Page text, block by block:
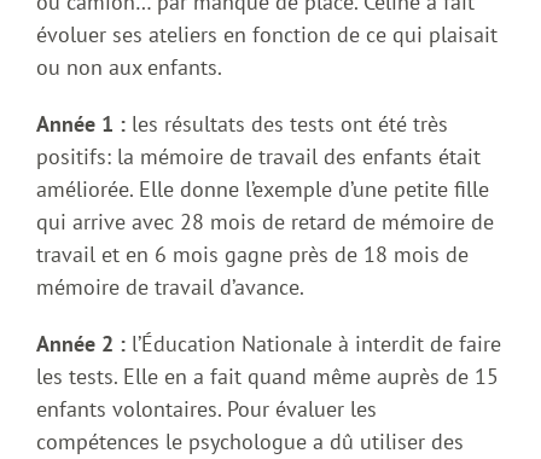
évoluer ses ateliers en fonction de ce qui plaisait
ou non aux enfants.
Année 1 : les résultats des tests ont été très
positifs: la mémoire de travail des enfants était
améliorée. Elle donne l’exemple d’une petite fille
qui arrive avec 28 mois de retard de mémoire de
travail et en 6 mois gagne près de 18 mois de
mémoire de travail d’avance.
Année 2 : l’Éducation Nationale à interdit de faire
les tests. Elle en a fait quand même auprès de 15
enfants volontaires. Pour évaluer les
compétences le psychologue a dû utiliser des